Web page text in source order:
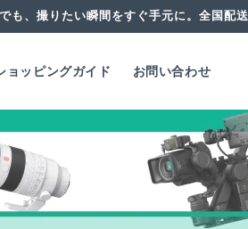
も、撮りたい瞬間をすぐ手元に。全国配
ョッピングガイド お問い合わせ